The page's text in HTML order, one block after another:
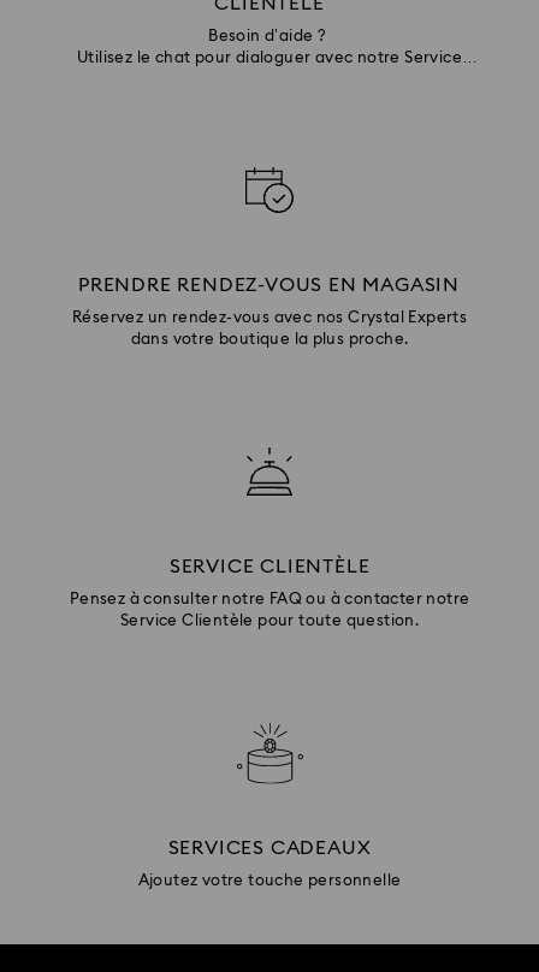
Besoin d’aide ?
Utilisez le chat pour dialoguer avec notre Service
PRENDRE RENDEZ-VOUS EN MAGASIN
Réservez un rendez-vous avec nos Crystal Experts
dans votre boutique la plus proche.
SERVICE CLIENTÈLE
Pensez à consulter notre FAQ ou à contacter notre
Service Clientèle pour toute question.
SERVICES CADEAUX
Ajoutez votre touche personnelle